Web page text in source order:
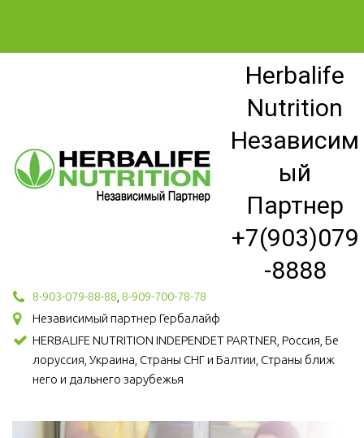
Herbalife
Nutrition
Независим
ый
Партнер
+7(903)079
-8888
8-903-079-88-88 8-909-700-78-78
Независимый партнер Гербалайф
HERBALIFE NUTRITION INDEPENDET PARTNER, Россия, Бе
лоруссия, Украина, Страны СНГ и Балтии, Страны ближ
него и дальнего зарубежья